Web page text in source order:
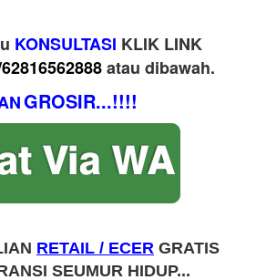
KONSULTASI KLIK LINK
​ atau dibawah.
GROSIR...!!!!
RETAIL / ECER GRATIS
SEUMUR HIDUP...